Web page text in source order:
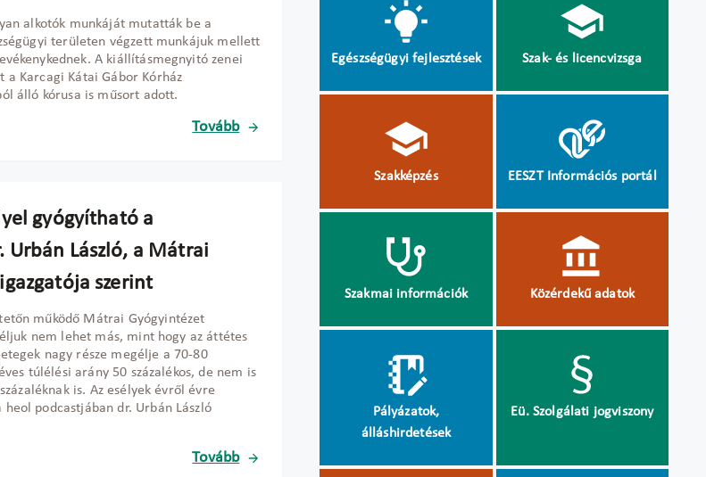
alkotók munkáját mutatták be a
területen végzett munkájuk mellett
A kiállításmegnyitó zenei
a Karcagi Kátai Gábor Kórház
álló kórusa is műsort adott.
Tovább
gyógyítható a
Urbán László, a Mátrai
szerint
működő Mátrai Gyógyintézet
nem lehet más, mint hogy az áttétes
nagy része megélje a 70-80
túlélési arány 50 százalékos, de nem is
is. Az esélyek évről évre
heol podcastjában dr. Urbán László
Tovább
Egészségügyi fejlesztések Szak- és licencvizsga
Szakképzés EESZT Információs portál
Szakmai információk Közérdekű adatok
Pályázatok,
álláshirdetések
Eü. Szolgálati jogviszony